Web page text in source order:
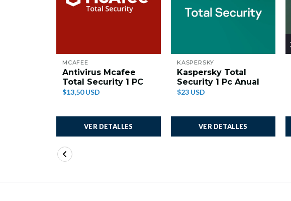
MCAFEE
Antivirus Mcafee
Total Security 1 PC
$13,50 USD
VER DETALLES
KASPERSKY
Kaspersky Total
Security 1 Pc Anual
$23 USD
VER DETALLES